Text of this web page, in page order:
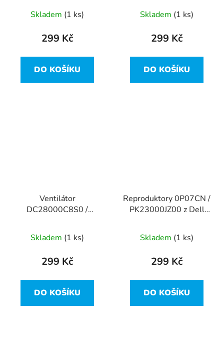
Inspiron 15-3537
Skladem (1 ks)
299 Kč
DO KOŠÍKU
Skladem (1 ks)
299 Kč
DO KOŠÍKU
Ventilátor
DC28000C8S0 /
15-3537
Skladem (1 ks)
299 Kč
DO KOŠÍKU
Reproduktory 0P07CN /
PK23000JZ00 z Dell
Skladem (1 ks)
299 Kč
DO KOŠÍKU